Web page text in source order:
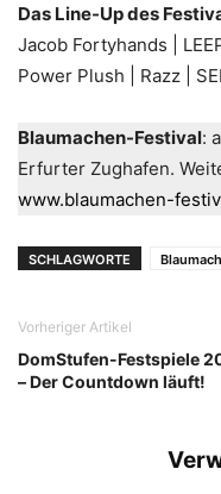
Das Line-Up des
Jacob Fortyhands |
Power Plush | Razz |
Blaumachen-Festival:
Erfurter Zughafen.
www.blaumachen-
SCHLAGWORTE
Vorheriger Artikel
DomStufen-Festspiele
– Der Countdown läuft!